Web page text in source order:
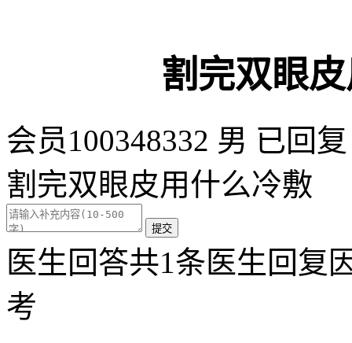
割完双眼
会员100348332 男 已回复
割完双眼皮用什么冷敷
提交
医生回答共1条医生回复
考